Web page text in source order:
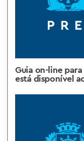
Guia on-line
está disponível